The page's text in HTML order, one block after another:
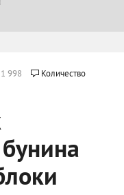
1 998
Количество